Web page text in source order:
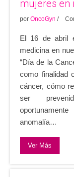
mujeres en
por OncoGyn /
El 16 de abril
medicina en
“Día de la
como finalidad
cáncer, cómo
ser
anomalía…
Ver Más